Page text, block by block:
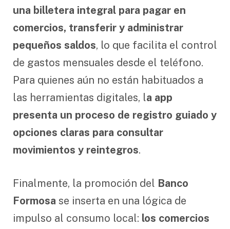
una billetera integral para pagar en
comercios, transferir y administrar
pequeños saldos, lo que facilita el control
de gastos mensuales desde el teléfono.
Para quienes aún no están habituados a
las herramientas digitales, la app
presenta un proceso de registro guiado y
opciones claras para consultar
movimientos y reintegros.
Finalmente, la promoción del Banco
Formosa se inserta en una lógica de
impulso al consumo local: los comercios